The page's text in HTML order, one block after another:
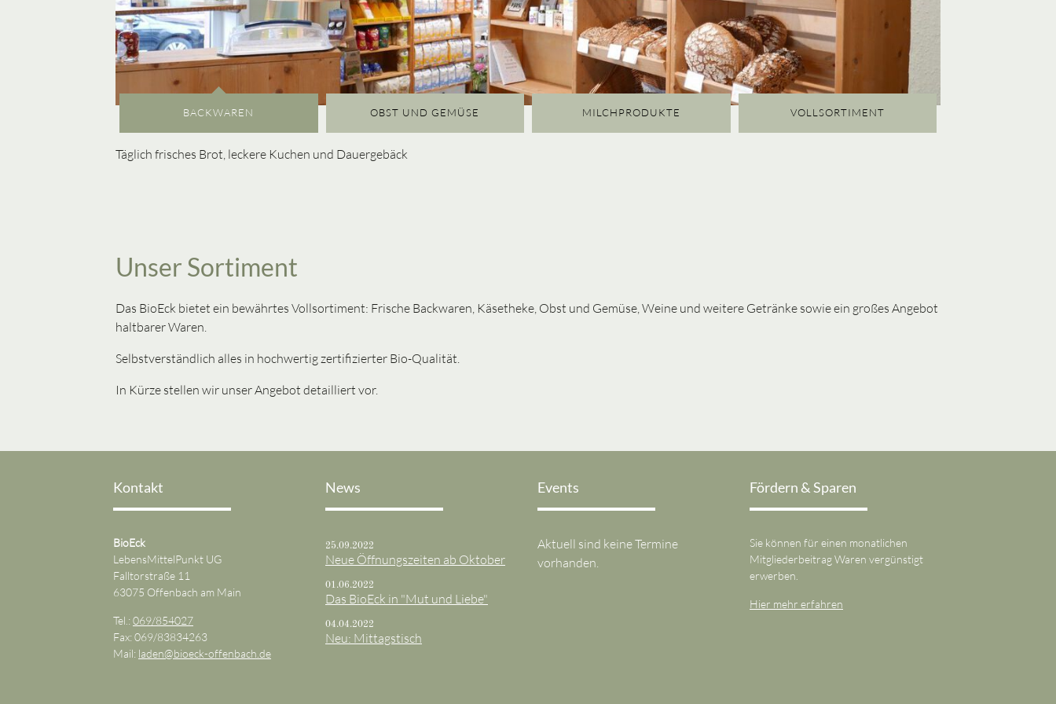
Täglich frisches Brot, leckere Kuchen und Dauergebäck
BACKWAREN OBST UND GEMÜSE MILCHPRODUKTE VOLLSORTIMENT
Unser Sortiment
Das BioEck bietet ein bewährtes Vollsortiment: Frische Backwaren, Käsetheke, Obst und Gemüse, Weine und weitere Getränke sowie ein großes Angebot
haltbarer Waren.
Selbstverständlich alles in hochwertig zertifizierter Bio-Qualität.
In Kürze stellen wir unser Angebot detailliert vor.
Kontakt
BioEck
LebensMittelPunkt UG
Falltorstraße 11
63075 Offenbach am Main
Tel.: 069/854027
Fax: 069/83834263
Mail: laden@bioeck-offenbach.de
News
25.09.2022
Neue Öffnungszeiten ab Oktober
01.06.2022
Das BioEck in "Mut und Liebe"
04.04.2022
Neu: Mittagstisch
Events
Aktuell sind keine Termine
vorhanden.
Fördern & Sparen
Sie können für einen monatlichen
Mitgliederbeitrag Waren vergünstigt
erwerben.
Hier mehr erfahren